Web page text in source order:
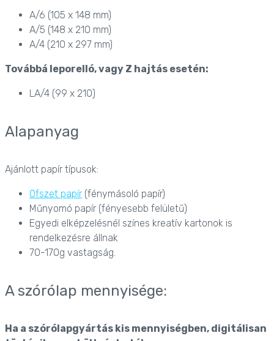
A/6 (105 x 148 mm)
A/5 (148 x 210 mm)
A/4 (210 x 297 mm)
Továbbá leporelló, vagy Z hajtás esetén:
LA/4 (99 x 210)
Alapanyag
Ajánlott papír típusok:
Ofszet papír (fénymásoló papír)
Műnyomó papír (fényesebb felületű)
Egyedi elképzelésnél színes kreatív kartonok is
rendelkezésre állnak
70-170g vastagság.
A szórólap mennyisége:
Ha a szórólapgyártás kis mennyiségben, digitálisan